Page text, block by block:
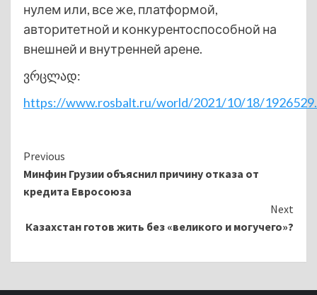
нулем или, все же, платформой,
авторитетной и конкурентоспособной на
внешней и внутренней арене.
ვრცლად:
https://www.rosbalt.ru/world/2021/10/18/
Continue
Reading
Previous
Минфин Грузии объяснил причину отказа от
кредита Евросоюза
Next
Казахстан готов жить без «великого и могучего»?